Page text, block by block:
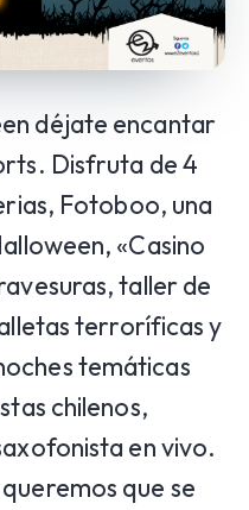
déjate encantar
Disfruta de 4
Fotoboo, una
«Casino
taller de
terroríficas y
temáticas
chilenos,
en vivo.
que se